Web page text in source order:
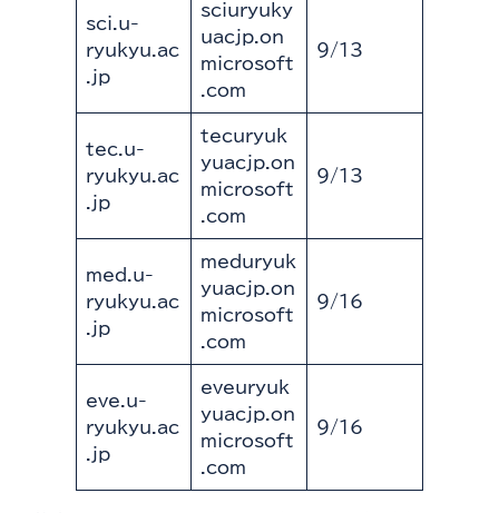
sci.u-
ryukyu.ac
.jp
sciuryuky
uacjp.on
microsoft
.com
9/13
tec.u-
ryukyu.ac
.jp
tecuryuk
yuacjp.on
microsoft
.com
9/13
med.u-
ryukyu.ac
.jp
meduryuk
yuacjp.on
microsoft
.com
9/16
eve.u-
ryukyu.ac
.jp
eveuryuk
yuacjp.on
microsoft
.com
9/16